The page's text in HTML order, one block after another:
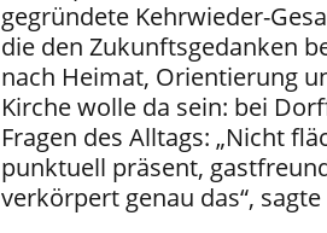
gegründete Kehrwieder-
die den Zukunftsgedanken
nach Heimat, Orientierung
Kirche wolle da sein: bei
Fragen des Alltags: „Nicht
punktuell präsent,
verkörpert genau das“,